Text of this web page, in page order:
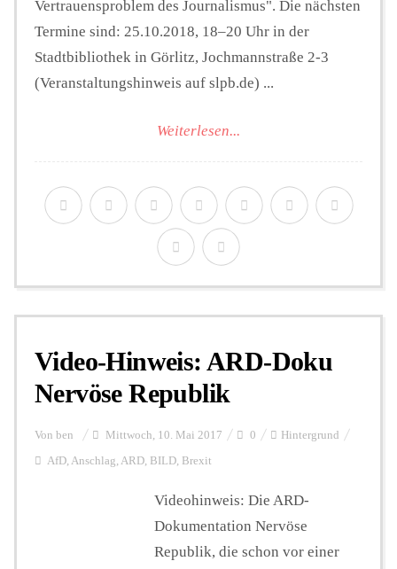
Vertrauensproblem des Journalismus". Die nächsten
Termine sind: 25.10.2018, 18–20 Uhr in der
Stadtbibliothek in Görlitz, Jochmannstraße 2-3
(Veranstaltungshinweis auf slpb.de) ...
Weiterlesen...
Video-Hinweis: ARD-Doku
Nervöse Republik
Von ben Mittwoch, 10. Mai 2017 0 Hintergrund
AfD, Anschlag, ARD, BILD, Brexit
Videohinweis: Die ARD-
Dokumentation Nervöse
Republik, die schon vor einer